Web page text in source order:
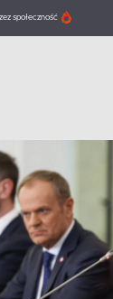
społeczność